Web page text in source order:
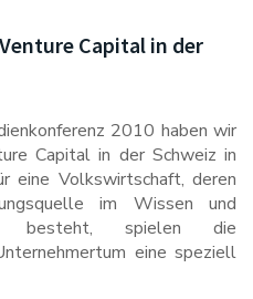
Capital in der
2010 haben wir
Capital in der Schweiz in
eine Volkswirtschaft, deren
im Wissen und
besteht, spielen die
eine speziell